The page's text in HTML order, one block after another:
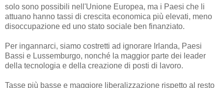
solo sono possibili nell'Unione Europea, ma i Paesi che li
attuano hanno tassi di crescita economica più elevati, meno
disoccupazione ed uno stato sociale ben finanziato.
Per ingannarci, siamo costretti ad ignorare Irlanda, Paesi
Bassi e Lussemburgo, nonché la maggior parte dei leader
della tecnologia e della creazione di posti di lavoro.
Tasse più basse e maggiore liberalizzazione rispetto al resto